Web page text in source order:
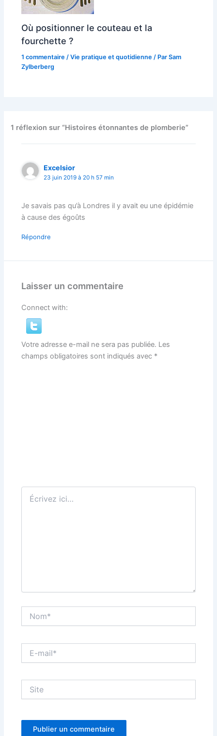
Où positionner le couteau et la
fourchette ?
1 commentaire /Vie pratique et quotidienne / ParSam
Zylberberg
1 réflexion sur “Histoires étonnantes de plomberie”
Excelsior
23 juin 2019 à 20 h 57 min
Je savais pas qu’à Londres il y avait eu une épidémie
à cause des égoûts
Répondre
Laisser un commentaire
Connect with:
Votre adresse e-mail ne sera pas publiée. Les
champs obligatoires sont indiqués avec *
Écrivez
ici…
mail*